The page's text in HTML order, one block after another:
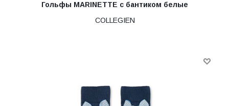
Гольфы MARINETTE с бантиком белые
COLLEGIEN